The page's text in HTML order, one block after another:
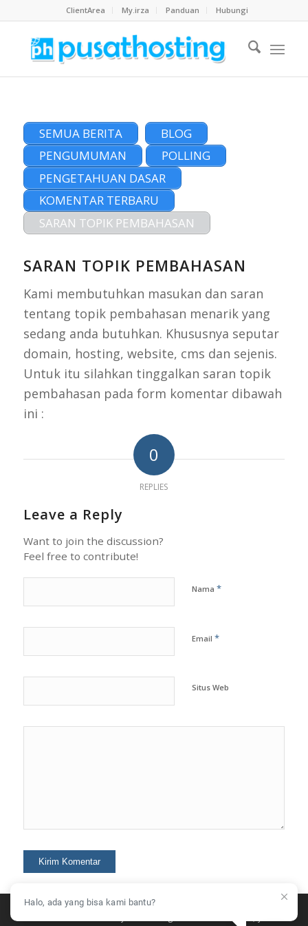
ClientArea My.irza Panduan Hubungi
SEMUA BERITA
BLOG
PENGUMUMAN
POLLING
PENGETAHUAN DASAR
KOMENTAR TERBARU
SARAN TOPIK PEMBAHASAN
SARAN TOPIK PEMBAHASAN
Kami membutuhkan masukan dan saran
tentang topik pembahasan menarik yang
sedang anda butuhkan. Khususnya seputar
domain, hosting, website, cms dan sejenis.
Untuk itu silahkan tinggalkan saran topik
pembahasan pada form komentar dibawah
ini :
0
REPLIES
Leave a Reply
Want to join the discussion?
Feel free to contribute!
Nama *
Email *
Situs Web
Halo, ada yang bisa kami bantu?